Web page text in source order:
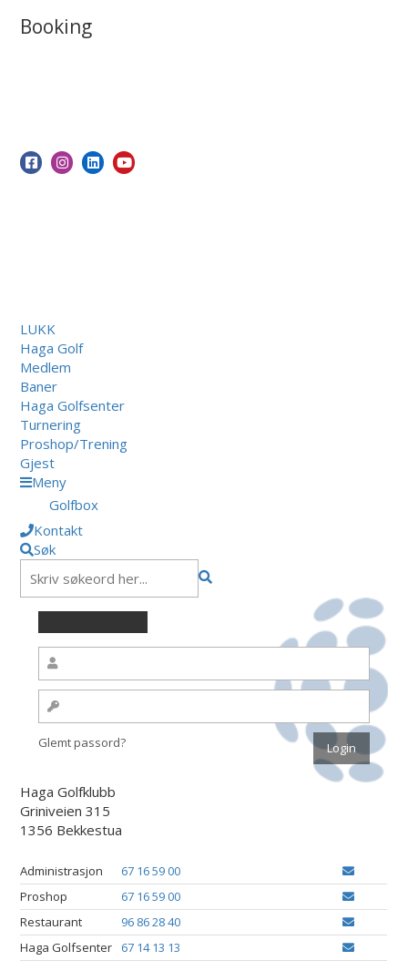
Booking
LUKK
Haga Golf
Medlem
Baner
Haga Golfsenter
Turnering
Proshop/Trening
Gjest
Meny
Golfbox
Kontakt
Søk
Glemt passord?
Haga Golfklubb
Griniveien 315
1356 Bekkestua
Administrasjon
67 16 59 00
Proshop
67 16 59 00
Restaurant
96 86 28 40
Haga Golfsenter
67 14 13 13